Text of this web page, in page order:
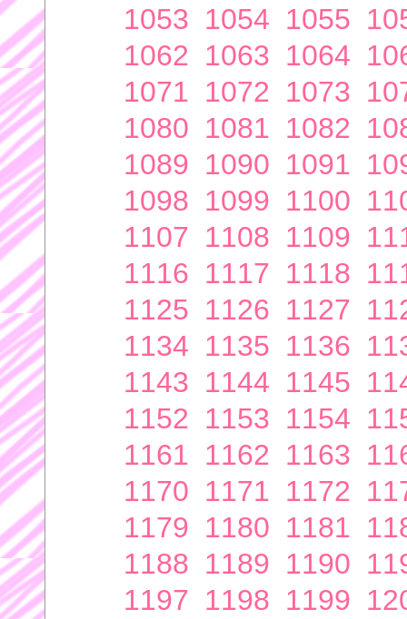
1053 1054 1055
1062 1063 1064
1071 1072 1073
1080 1081 1082
1089 1090 1091
1098 1099 1100
1107 1108 1109
1116 1117 1118
1125 1126 1127
1134 1135 1136
1143 1144 1145
1152 1153 1154
1161 1162 1163
1170 1171 1172
1179 1180 1181
1188 1189 1190
1197 1198 1199